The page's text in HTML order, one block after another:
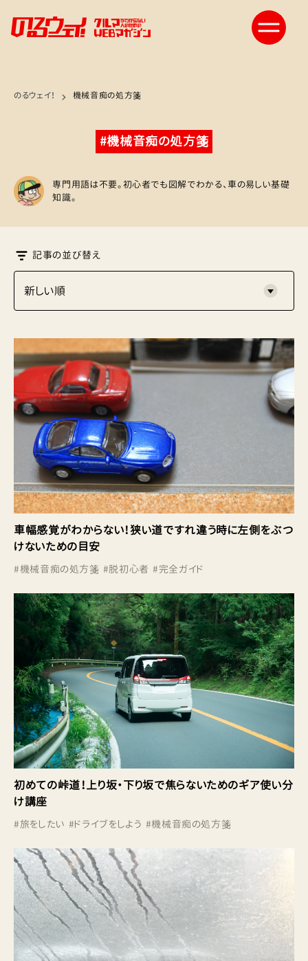
のるウェイ！ 機械音痴の処方箋
#機械音痴の処方箋
専門用語は不要。初心者でも図解でわかる、車の易しい基礎
知識。
記事の並び替え
車幅感覚がわからない！狭い道ですれ違う時に左側をぶつ
けないための目安
#機械音痴の処方箋 #脱初心者 #完全ガイド
初めての峠道！上り坂・下り坂で焦らないためのギア使い分
け講座
#旅をしたい #ドライブをしよう #機械音痴の処方箋